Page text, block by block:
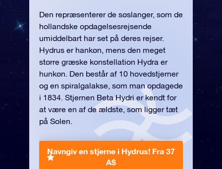
Den repræsenterer de søslanger, som de
hollandske opdagelsesrejsende
umiddelbart har set på deres rejser.
Hydrus er hankøn, mens den meget
større græske konstellation Hydra er
hunkøn. Den består af 10 hovedstjerner
og en spiralgalakse, som man opdagede
i 1834. Stjernen Beta Hydri er kendt for
at være en af de ældste, som ligger tæt
på Solen.
Navngiv en stjerne i Hydrus! Fra 37
A$